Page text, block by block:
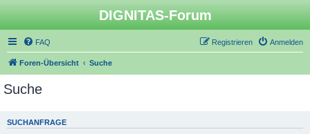
DIGNITAS-Forum
FAQ Anmelden
Registrieren
Foren-Übersicht Suche
Suche
SUCHANFRAGE